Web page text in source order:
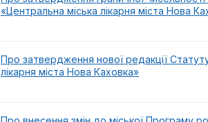
«Центральна міська лікарня міста Нова
Про затвердження нової редакції
лікарня міста Нова Каховка»